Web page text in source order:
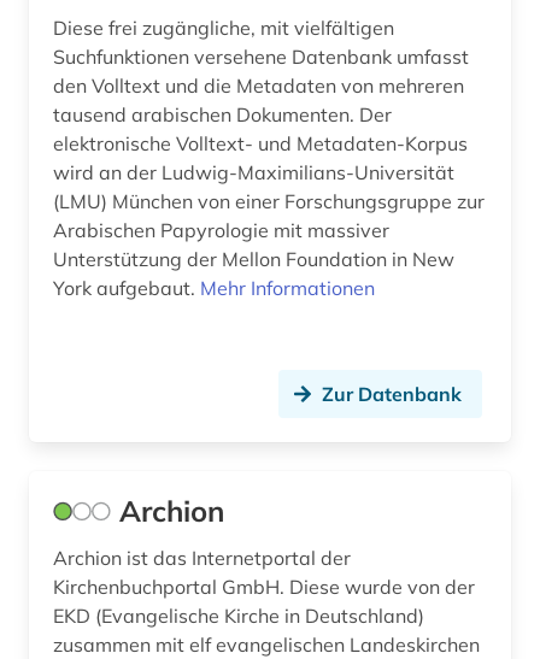
evangelisch-reformierte kirche (1)
evangelische kirche (2)
evangelische kirche der pfalz (1)
evangelische kirche von westfalen (1)
evangelische landeskirche in baden (1)
extremismus (1)
fachinformationsdienst (1)
Diese frei zugängliche, mit vielfältigen
Suchfunktionen versehene Datenbank umfasst
den Volltext und die Metadaten von mehreren
tausend arabischen Dokumenten. Der
elektronische Volltext- und Metadaten-Korpus
wird an der Ludwig-Maximilians-Universität
(LMU) München von einer Forschungsgruppe zur
Arabischen Papyrologie mit massiver
Unterstützung der Mellon Foundation in New
York aufgebaut. Mehr Informationen
Zur Datenbank
Archion
Archion ist das Internetportal der
Kirchenbuchportal GmbH. Diese wurde von der
EKD (Evangelische Kirche in Deutschland)
zusammen mit elf evangelischen Landeskirchen